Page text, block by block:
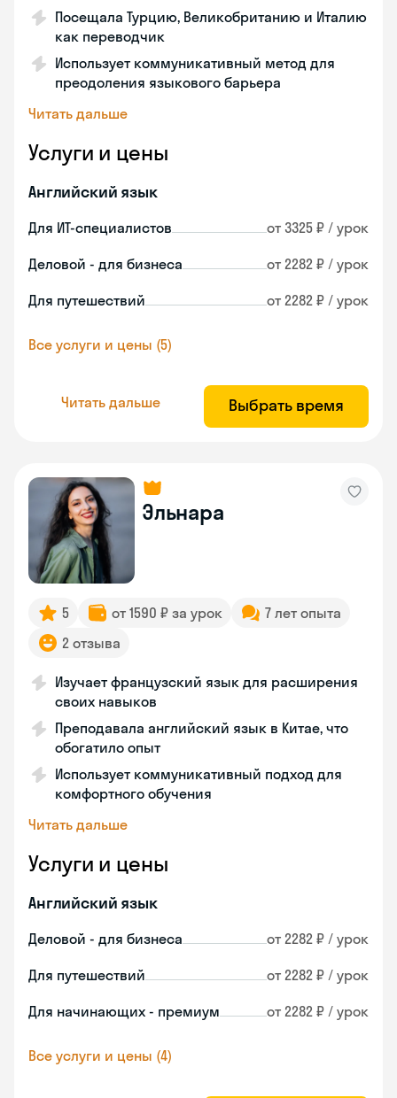
Посещала Турцию, Великобританию и Италию
как переводчик
Использует коммуникативный метод для
преодоления языкового барьера
Читать дальше
Услуги и цены
Английский язык
Для ИТ-специалистов от 3325 ₽ / урок
Деловой - для бизнеса от 2282 ₽ / урок
Для путешествий от 2282 ₽ / урок
Все услуги и цены (5)
Читать дальше Выбрать время
Эльнара
5 от 1590 ₽ за урок
7 лет опыта
2 отзыва
Изучает французский язык для расширения
своих навыков
Преподавала английский язык в Китае, что
обогатило опыт
Использует коммуникативный подход для
комфортного обучения
Читать дальше
Услуги и цены
Английский язык
Деловой - для бизнеса от 2282 ₽ / урок
Для путешествий от 2282 ₽ / урок
Для начинающих - премиум от 2282 ₽ / урок
Все услуги и цены (4)